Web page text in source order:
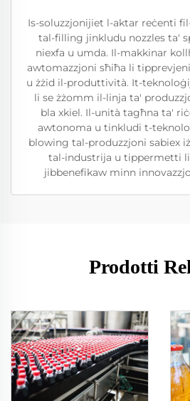
Is-soluzzjonijiet l-aktar reċenti
tal-filling jinkludu nozzles ta'
niexfa u umda. Il-makkinar
awtomazzjoni sħiħa li
u żżid il-produttività. It-
li se żżomm il-linja ta'
bla xkiel. Il-unità tagħna ta'
awtonoma u tinkludi t-
blowing tal-produzzjoni sabiex
tal-industrija u tippermetti
jibbenefikaw minn
Prodotti